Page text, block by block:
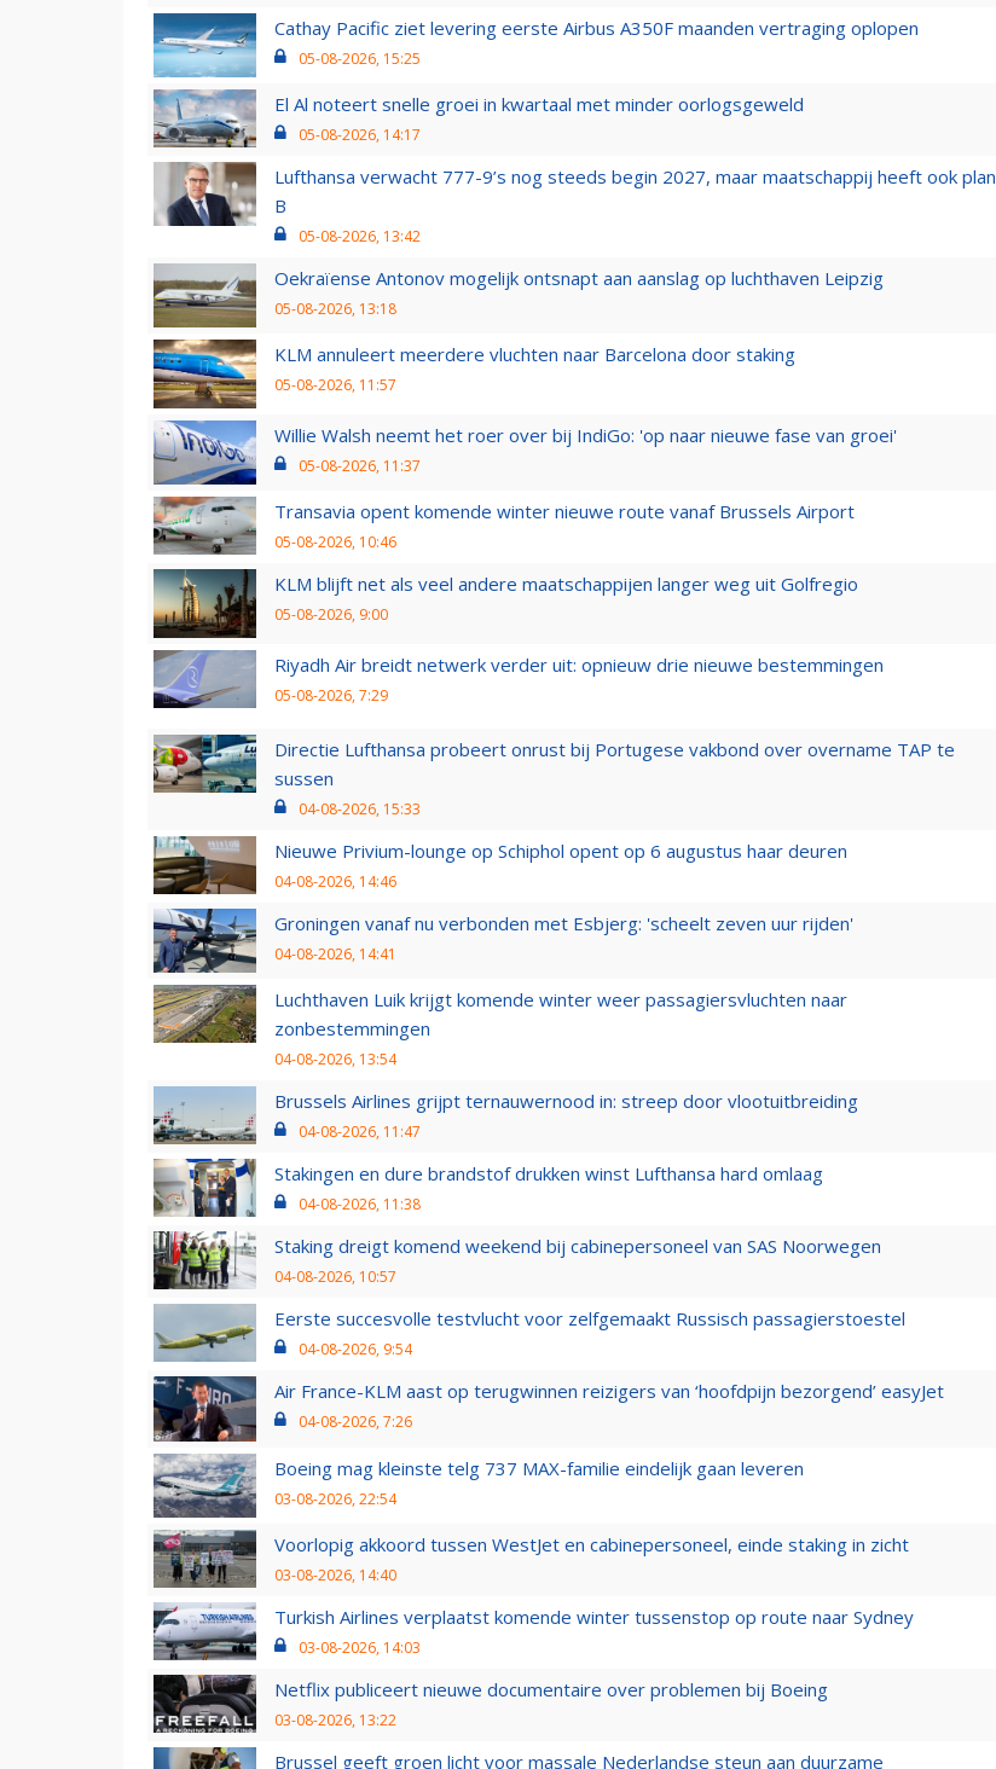
Cathay Pacific ziet levering eerste Airbus A350F maanden vertraging oplopen
05-08-2026, 15:25
El Al noteert snelle groei in kwartaal met minder oorlogsgeweld
05-08-2026, 14:17
Lufthansa verwacht 777-9’s nog steeds begin 2027, maar maatschappij heeft ook plan
B
05-08-2026, 13:42
Oekraïense Antonov mogelijk ontsnapt aan aanslag op luchthaven Leipzig
05-08-2026, 13:18
KLM annuleert meerdere vluchten naar Barcelona door staking
05-08-2026, 11:57
Willie Walsh neemt het roer over bij IndiGo: 'op naar nieuwe fase van groei'
05-08-2026, 11:37
Transavia opent komende winter nieuwe route vanaf Brussels Airport
05-08-2026, 10:46
KLM blijft net als veel andere maatschappijen langer weg uit Golfregio
05-08-2026, 9:00
Riyadh Air breidt netwerk verder uit: opnieuw drie nieuwe bestemmingen
05-08-2026, 7:29
Directie Lufthansa probeert onrust bij Portugese vakbond over overname TAP te
sussen
04-08-2026, 15:33
Nieuwe Privium-lounge op Schiphol opent op 6 augustus haar deuren
04-08-2026, 14:46
Groningen vanaf nu verbonden met Esbjerg: 'scheelt zeven uur rijden'
04-08-2026, 14:41
Luchthaven Luik krijgt komende winter weer passagiersvluchten naar
zonbestemmingen
04-08-2026, 13:54
Brussels Airlines grijpt ternauwernood in: streep door vlootuitbreiding
04-08-2026, 11:47
Stakingen en dure brandstof drukken winst Lufthansa hard omlaag
04-08-2026, 11:38
Staking dreigt komend weekend bij cabinepersoneel van SAS Noorwegen
04-08-2026, 10:57
Eerste succesvolle testvlucht voor zelfgemaakt Russisch passagierstoestel
04-08-2026, 9:54
Air France-KLM aast op terugwinnen reizigers van ‘hoofdpijn bezorgend’ easyJet
04-08-2026, 7:26
Boeing mag kleinste telg 737 MAX-familie eindelijk gaan leveren
03-08-2026, 22:54
Voorlopig akkoord tussen WestJet en cabinepersoneel, einde staking in zicht
03-08-2026, 14:40
Turkish Airlines verplaatst komende winter tussenstop op route naar Sydney
03-08-2026, 14:03
Netflix publiceert nieuwe documentaire over problemen bij Boeing
03-08-2026, 13:22
Brussel geeft groen licht voor massale Nederlandse steun aan duurzame